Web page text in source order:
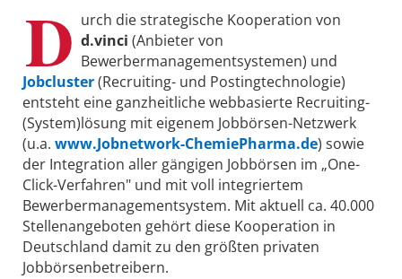
D urch die strategische Kooperation von
d.vinci (Anbieter von
Bewerbermanagementsystemen) und
Jobcluster(Recruiting- und Postingtechnologie)
entsteht eine ganzheitliche webbasierte Recruiting-
(System)lösung mit eigenem Jobbörsen-Netzwerk
(u.a. www.Jobnetwork-ChemiePharma.de) sowie
der Integration aller gängigen Jobbörsen im „One-
Click-Verfahren" und mit voll integriertem
Bewerbermanagementsystem. Mit aktuell ca. 40.000
Stellenangeboten gehört diese Kooperation in
Deutschland damit zu den größten privaten
Jobbörsenbetreibern.